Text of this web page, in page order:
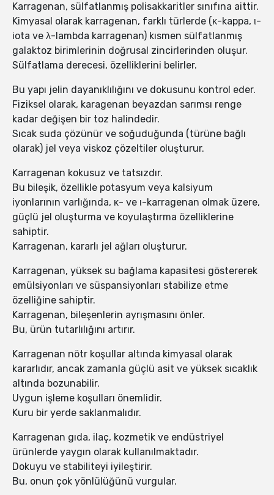
Karragenan, sülfatlanmış polisakkaritler sınıfına aittir.
Kimyasal olarak karragenan, farklı türlerde (κ-kappa, ι-
iota ve λ-lambda karragenan) kısmen sülfatlanmış
galaktoz birimlerinin doğrusal zincirlerinden oluşur.
Sülfatlama derecesi, özelliklerini belirler.
Bu yapı jelin dayanıklılığını ve dokusunu kontrol eder.
Fiziksel olarak, karagenan beyazdan sarımsı renge
kadar değişen bir toz halindedir.
Sıcak suda çözünür ve soğuduğunda (türüne bağlı
olarak) jel veya viskoz çözeltiler oluşturur.
Karragenan kokusuz ve tatsızdır.
Bu bileşik, özellikle potasyum veya kalsiyum
iyonlarının varlığında, κ- ve ι-karragenan olmak üzere,
güçlü jel oluşturma ve koyulaştırma özelliklerine
sahiptir.
Karragenan, kararlı jel ağları oluşturur.
Karragenan, yüksek su bağlama kapasitesi göstererek
emülsiyonları ve süspansiyonları stabilize etme
özelliğine sahiptir.
Karragenan, bileşenlerin ayrışmasını önler.
Bu, ürün tutarlılığını artırır.
Karragenan nötr koşullar altında kimyasal olarak
kararlıdır, ancak zamanla güçlü asit ve yüksek sıcaklık
altında bozunabilir.
Uygun işleme koşulları önemlidir.
Kuru bir yerde saklanmalıdır.
Karragenan gıda, ilaç, kozmetik ve endüstriyel
ürünlerde yaygın olarak kullanılmaktadır.
Dokuyu ve stabiliteyi iyileştirir.
Bu, onun çok yönlülüğünü vurgular.